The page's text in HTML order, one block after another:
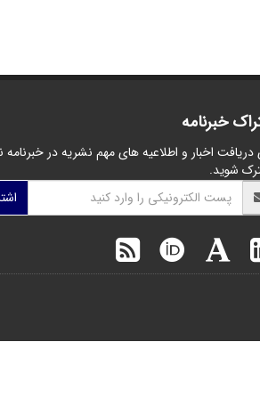
خبرنامه
دریافت اخبار و اطلاعیه های مهم نشریه در خبرنامه
شوید.